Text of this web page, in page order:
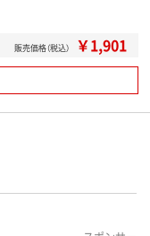
販売価格（税込） ￥1,901